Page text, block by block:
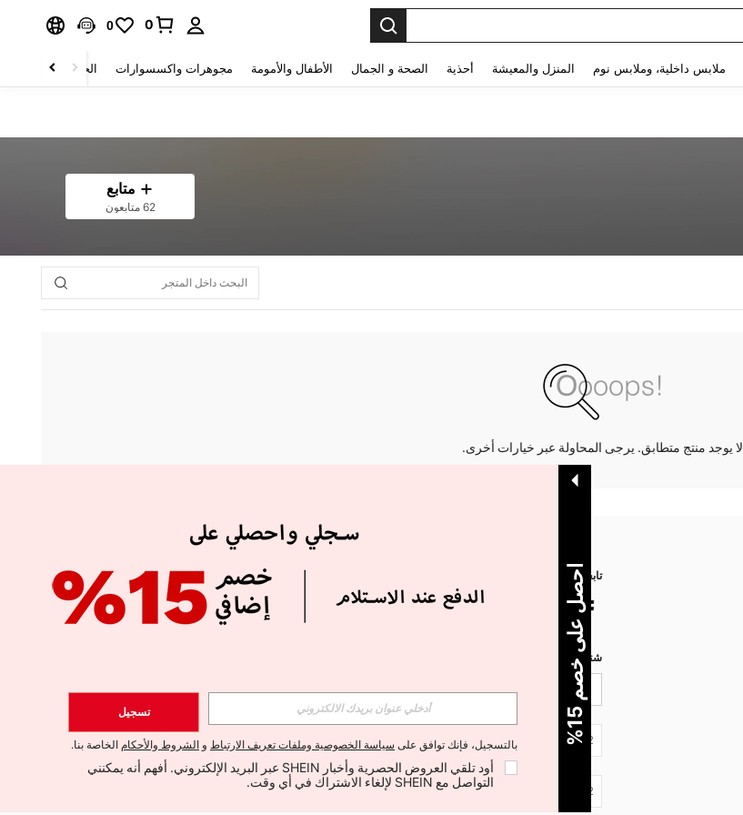
0
0
ملابس داخلية، وملابس نوم المنزل والمعيشة أحذية الصحة و الجمال الأطفال والأمومة مجوهرات واكسسوارات الحقائب والأمتعة
متابع
62 متابعون
لا يوجد منتج متطابق. يرجى المحاولة عبر خيارات أخرى.
تابعنا على
شتركي مع شي إن لتصلك أخبار الموضة
الإشتراك
JO + 962 اشتراك
JO + 962
ا
ح
ص
ل
ع
ل
ى
خ
ص
م
1
5
%
تسجيل
بالتسجيل، فإنك توافق على سياسة الخصوصية وملفات تعريف الارتباط و الشروط والأحكام الخاصة بنا.
أود تلقي العروض الحصرية وأخبار SHEIN عبر البريد الإلكتروني. أفهم أنه يمكنني
التواصل مع SHEIN لإلغاء الاشتراك في أي وقت.